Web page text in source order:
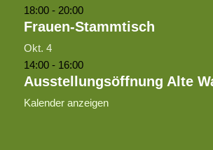
18:00- 20:00
Frauen-Stammtisch
Okt. 4
14:00- 16:00
Ausstellungsöffnung Alte
Kalender anzeigen